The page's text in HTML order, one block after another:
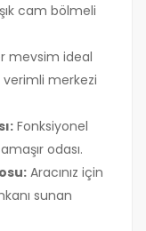
cam bölmeli
mevsim ideal
verimli merkezi
Fonksiyonel
odası.
Aracınız için
sunan